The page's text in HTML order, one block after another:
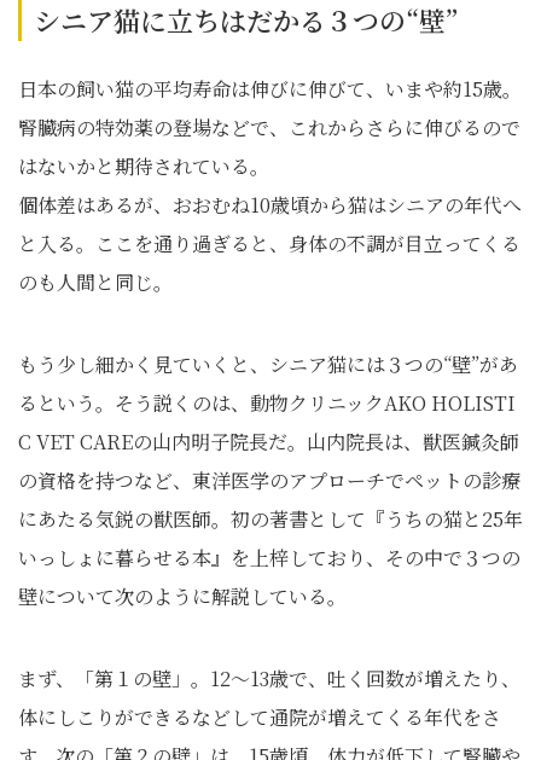
シニア猫に立ちはだかる３つの“壁”
日本の飼い猫の平均寿命は伸びに伸びて、いまや約15歳。
腎臓病の特効薬の登場などで、これからさらに伸びるので
はないかと期待されている。
個体差はあるが、おおむね10歳頃から猫はシニアの年代へ
と入る。ここを通り過ぎると、身体の不調が目立ってくる
のも人間と同じ。
もう少し細かく見ていくと、シニア猫には３つの“壁”があ
るという。そう説くのは、動物クリニックAKO HOLISTI
C VET CAREの山内明子院長だ。山内院長は、獣医鍼灸師
の資格を持つなど、東洋医学のアプローチでペットの診療
にあたる気鋭の獣医師。初の著書として『うちの猫と25年
いっしょに暮らせる本』を上梓しており、その中で３つの
壁について次のように解説している。
まず、「第１の壁」。12～13歳で、吐く回数が増えたり、
体にしこりができるなどして通院が増えてくる年代をさ